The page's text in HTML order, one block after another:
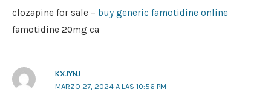
clozapine for sale – buy generic famotidine online
famotidine 20mg ca
KXJYNJ
MARZO 27, 2024 A LAS 10:56 PM